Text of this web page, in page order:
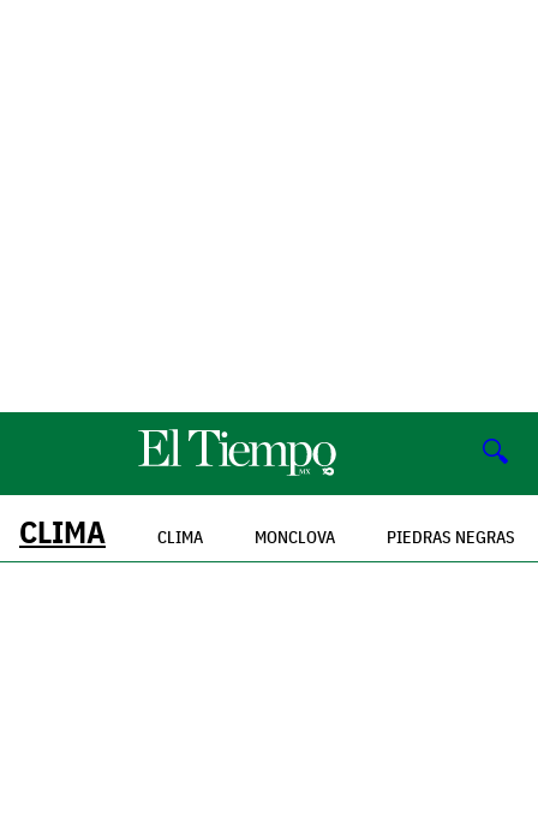
🔍
CLIMA CLIMA MONCLOVA PIEDRAS NEGRAS